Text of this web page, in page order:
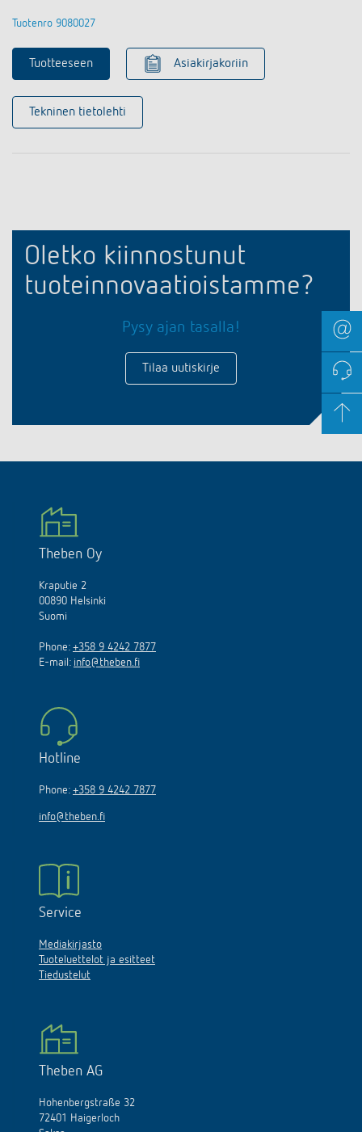
Tuotenro 9080027
Tuotteeseen Asiakirjakoriin
Tekninen tietolehti
Oletko kiinnostunut
tuoteinnovaatioistamme?
Pysy ajan tasalla!
Tilaa uutiskirje
Theben Oy
Kraputie 2
00890 Helsinki
Suomi
Phone: +358 9 4242 7877
E-mail: info@theben.fi
Hotline
Phone: +358 9 4242 7877
info@theben.fi
Service
Mediakirjasto
Tuoteluettelot ja esitteet
Tiedustelut
Theben AG
Hohenbergstraße 32
72401 Haigerloch